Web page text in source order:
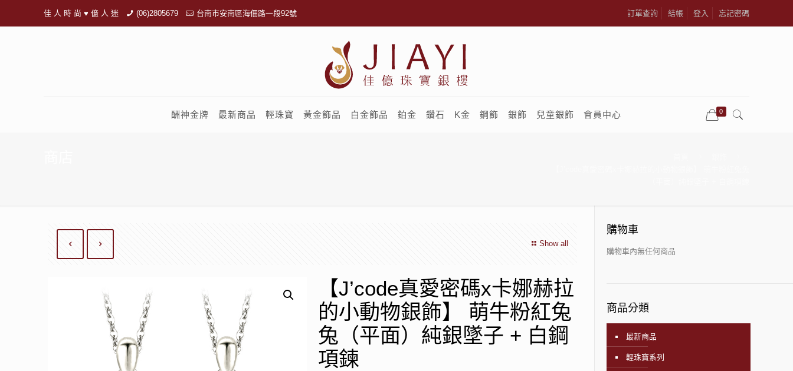
佳 人 時 尚 ♥ 億 人 迷 (06)2805679 台南市安南區海佃路一段92號 訂單查詢 結帳 登入 忘記密碼
酬神金牌 最新商品 輕珠寶 黃金飾品 白金飾品 鉑金 鑽石 K金 鋼飾 銀飾 兒童銀飾 會員中心 0
Show all
【J’code真愛密碼x卡娜赫拉
的小動物銀飾】 萌牛粉紅兔
兔（平面）純銀墜子 + 白鋼
項鍊
購物車
購物車內無任何商品
商品分類
最新商品
輕珠寶系列